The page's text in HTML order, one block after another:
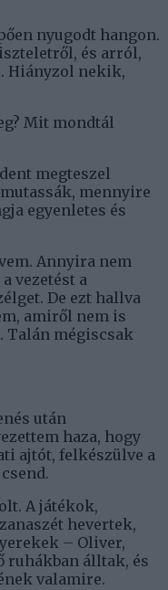
nyugodt hangon.
és arról,
Hiányzol nekik,
Mit mondtál
megteszel
mennyire
egyenletes és
Annyira nem
vezetést a
De ezt hallva
amiről nem is
Talán mégiscsak
után
haza, hogy
ajtót, felkészülve a
A játékok,
hevertek,
– Oliver,
ruhákban álltak, és
valamire.